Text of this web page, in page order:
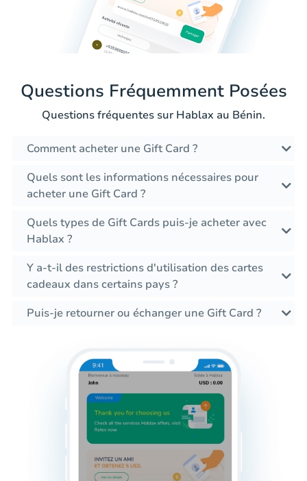
Questions Fréquemment Posées
Questions fréquentes sur Hablax au Bénin.
Comment acheter une Gift Card ?
Quels sont les informations nécessaires pour
acheter une Gift Card ?
Quels types de Gift Cards puis-je acheter avec
Hablax ?
Y a-t-il des restrictions d'utilisation des cartes
cadeaux dans certains pays ?
Puis-je retourner ou échanger une Gift Card ?